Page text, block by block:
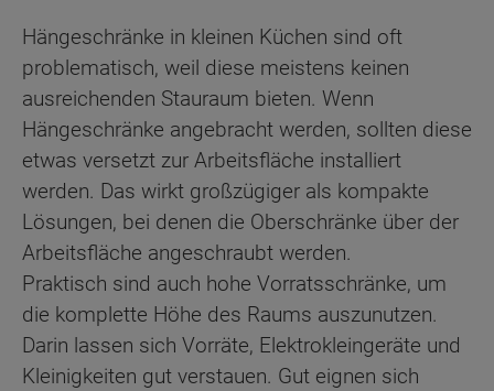
Hängeschränke in kleinen Küchen sind oft
problematisch, weil diese meistens keinen
ausreichenden Stauraum bieten. Wenn
Hängeschränke angebracht werden, sollten diese
etwas versetzt zur Arbeitsfläche installiert
werden. Das wirkt großzügiger als kompakte
Lösungen, bei denen die Oberschränke über der
Arbeitsfläche angeschraubt werden.
Praktisch sind auch hohe Vorratsschränke, um
die komplette Höhe des Raums auszunutzen.
Darin lassen sich Vorräte, Elektrokleingeräte und
Kleinigkeiten gut verstauen. Gut eignen sich